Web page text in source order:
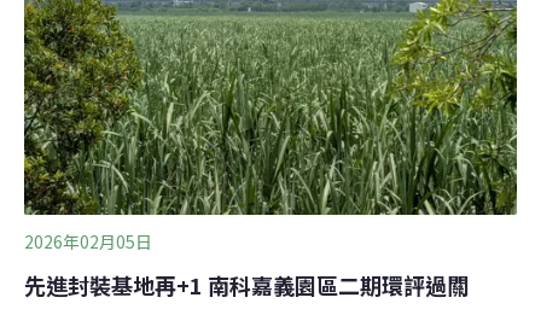
最高。各園區中，南科產值大幅成長逾3成，占三大園區
去年總營業額51.2%（2.97兆元），其次為竹科
29.3%（1.7兆）、中科19.5%（1.13兆）。南科管理局表
示，因應高科技廠需求暢旺，管理局也開始推展南科沙崙
園區（南科
2026年02月05日
先進封裝基地再+1 南科嘉義園區二期環評過關